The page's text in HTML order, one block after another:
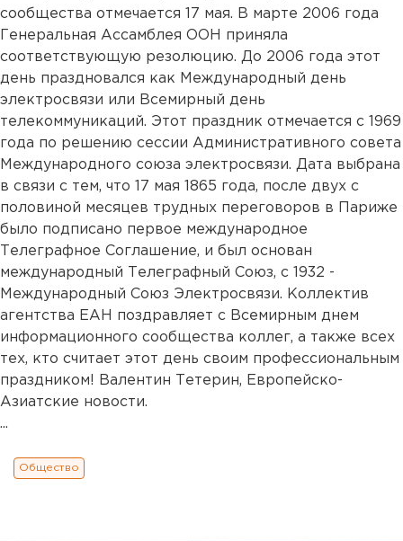
сообщества отмечается 17 мая. В марте 2006 года
Генеральная Ассамблея ООН приняла
соответствующую резолюцию. До 2006 года этот
день праздновался как Международный день
электросвязи или Всемирный день
телекоммуникаций. Этот праздник отмечается с 1969
года по решению сессии Административного совета
Международного союза электросвязи. Дата выбрана
в связи с тем, что 17 мая 1865 года, после двух с
половиной месяцев трудных переговоров в Париже
было подписано первое международное
Телеграфное Соглашение, и был основан
международный Телеграфный Союз, с 1932 -
Международный Союз Электросвязи. Коллектив
агентства ЕАН поздравляет с Всемирным днем
информационного сообщества коллег, а также всех
тех, кто считает этот день своим профессиональным
праздником! Валентин Тетерин, Европейско-
Азиатские новости.
...
Общество